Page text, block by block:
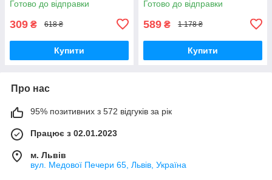
фасаду будинку
Готово до відправки
309 ₴ 618 ₴
Купити
світильник на сонячній
Готово до відправки
589 ₴ 1 178 ₴
Купити
Про нас
95% позитивних з 572 відгуків за рік
Працює з 02.01.2023
м. Львів
вул. Медової Печери 65, Львів, Україна